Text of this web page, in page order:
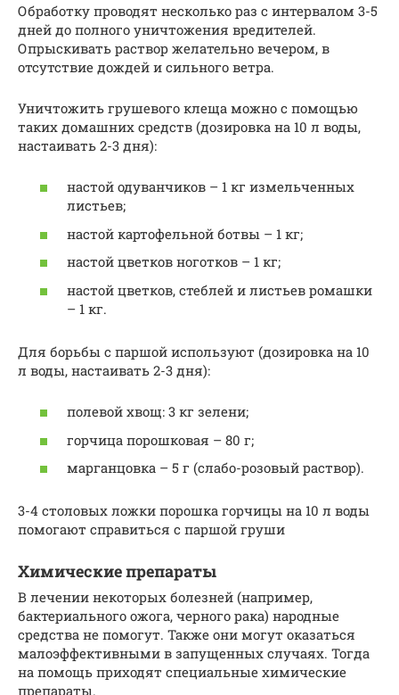
Обработку проводят несколько раз с интервалом 3-5
дней до полного уничтожения вредителей.
Опрыскивать раствор желательно вечером, в
отсутствие дождей и сильного ветра.
Уничтожить грушевого клеща можно с помощью
таких домашних средств (дозировка на 10 л воды,
настаивать 2-3 дня):
настой одуванчиков – 1 кг измельченных
листьев;
настой картофельной ботвы – 1 кг;
настой цветков ноготков – 1 кг;
настой цветков, стеблей и листьев ромашки
– 1 кг.
Для борьбы с паршой используют (дозировка на 10
л воды, настаивать 2-3 дня):
полевой хвощ: 3 кг зелени;
горчица порошковая – 80 г;
марганцовка – 5 г (слабо-розовый раствор).
3-4 столовых ложки порошка горчицы на 10 л воды
помогают справиться с паршой груши
Химические препараты
В лечении некоторых болезней (например,
бактериального ожога, черного рака) народные
средства не помогут. Также они могут оказаться
малоэффективными в запущенных случаях. Тогда
на помощь приходят специальные химические
препараты.